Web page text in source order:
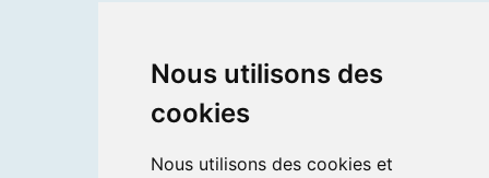
Nous utilisons des
cookies
Nous utilisons des cookies et
Devenir tuteur
Devenir coordinateur